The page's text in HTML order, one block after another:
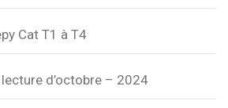
Cat T1 à T4
d’octobre – 2024